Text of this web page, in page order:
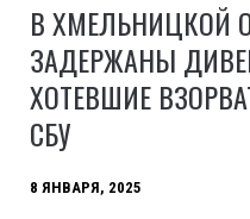
В ХМЕЛЬНИЦКОЙ
ЗАДЕРЖАНЫ
ХОТЕВШИЕ
СБУ
8 ЯНВАРЯ, 2025